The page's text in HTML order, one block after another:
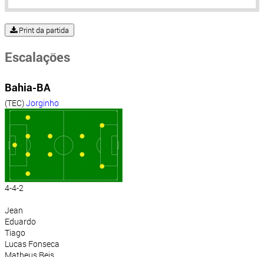
Print da partida
Escalações
Bahia-BA
(TEC)Jorginho
4-4-2
Jean
Eduardo
Tiago
Lucas Fonseca